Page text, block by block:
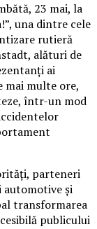
23 mai, la
una dintre cele
rutieră
alături de
ai
multe ore,
într-un mod
parteneri
și
transformarea
publicului